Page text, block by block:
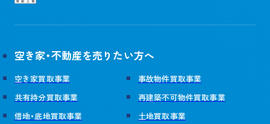
会社情報
経営陣紹介
会社概要・沿革
支店一覧
サステナビリティ
自治体の方へ
不動産投資家の方へ
空き家・不動産を売りたい方へ
空き家買取事業
事故物件買取事業
共有持分買取事業
再建築不可物件買取事業
借地・底地買取事業
土地買取事業